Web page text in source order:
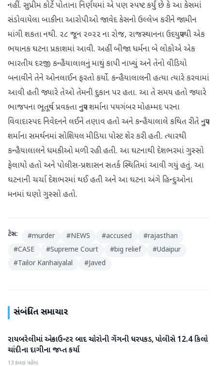
નહીં. સુપ્રીમ કોર્ટે પોતાના નિર્ણયમાં એ પણ સ્પષ્ટ કર્યું છે કે આ કેસમાં
સંડોવાયેલા બાકીના આરોપીઓ જાવેદ કેસનો ઉલ્લેખ કરીને જામીન
માંગી શકતા નથી. ૨૮ જૂન ૨૦૨૨ ના રોજ, રાજસ્થાનના ઉદયપુરથી એક
ભયાનક ઘટના પ્રકાશમાં આવી. અહીં બીજા ધર્મના બે લોકોએ એક
ભારતીય દરજી કન્હૈયાલાલનું માથું કાપી નાખ્યું અને તેનો વીડિયો
બનાવીને તેને ઓનલાઈન ફરતો કર્યો. કન્હૈયાલાલની હત્યા ત્યારે કરવામાં
આવી હતી જ્યારે તેઓ તેમની દુકાન પર હતા. આ તે સમય હતો જ્યારે
ભાજપના ભૂતપૂર્વ પ્રવક્તા નુપુર શર્માના પયગંબર મોહમ્મદ પરના
વિવાદાસ્પદ નિવેદનને લઈને તણાવ હતો અને કન્હૈયાલાલે કથિત રીતે નુપુર
શર્માના સમર્થનમાં સોશિયલ મીડિયા પોસ્ટ શેર કરી હતી. ત્યારથી
કન્હૈયાલાલને ધમકીઓ મળી રહી હતી. આ ઘટનાથી દેશભરમાં ગુસ્સો
ફેલાયો હતો અને પોલીસ-પ્રશાસન સતર્ક સ્થિતિમાં આવી ગયું હતું. આ
ઘટનાની ચર્ચા દેશભરમાં થઈ હતી અને આ ઘટના અંગે હિન્દુઓના
મનમાં ઘણો ગુસ્સો હતો.
ટેગ્સ: #murder #NEWS #accused #rajasthan
#CASE #Supreme Court #big relief #Udaipur
#Tailor Kanhaiyalal #Javed
સંબંધિત સમાચાર
રાષ્ટ્રીય
રાયબરેલીમાં એન્કાઉન્ટર બાદ ચોરોની ગેંગની ધરપકડ, પોલીસે 12.4 કિલો
ચાંદીના દાગીના જપ્ત કર્યા
13 કલાક પહેલા